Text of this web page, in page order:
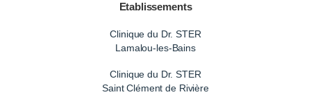
Etablissements
Clinique du Dr. STER
Lamalou-les-Bains
Clinique du Dr. STER
Saint Clément de Rivière